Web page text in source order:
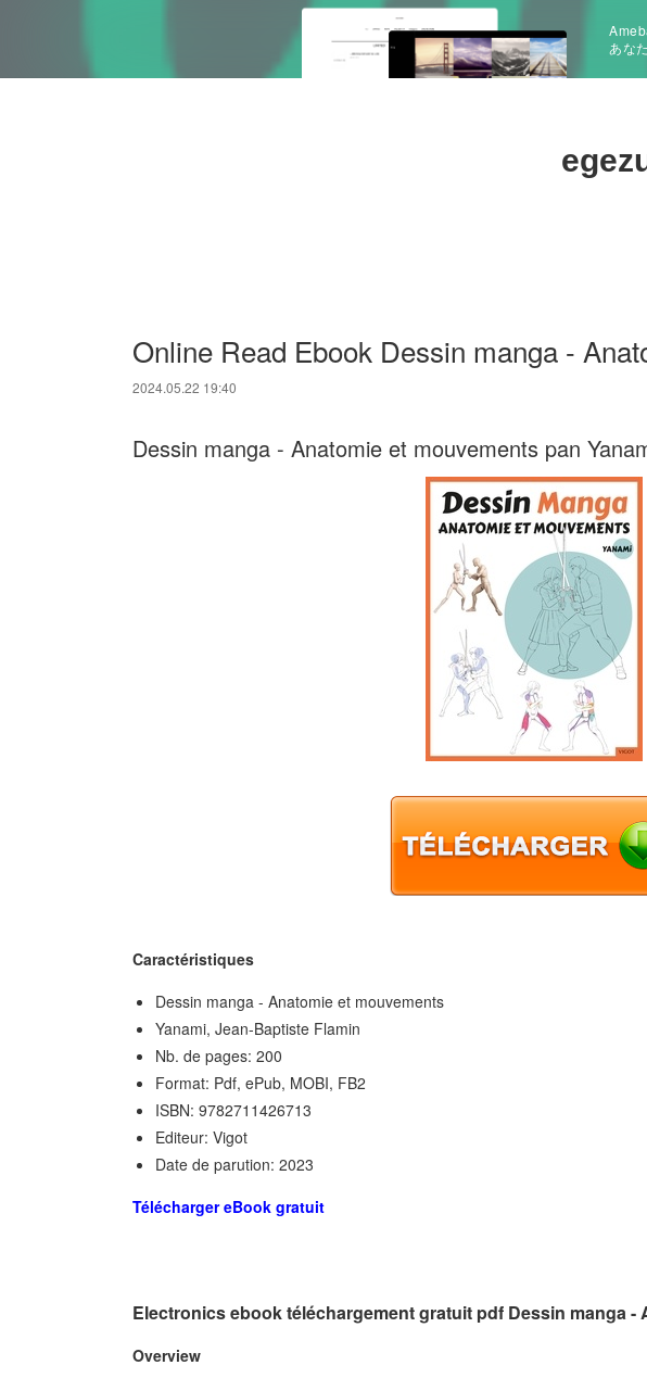
あな
Online Read Ebook Dessin manga -
2024.05.22 19:40
Dessin manga - Anatomie et mouvements pan
Caractéristiques
Dessin manga - Anatomie et mouvements
Yanami, Jean-Baptiste Flamin
Nb. de pages: 200
Format: Pdf, ePub, MOBI, FB2
ISBN: 9782711426713
Editeur: Vigot
Date de parution: 2023
Télécharger eBook gratuit
Electronics ebook téléchargement gratuit pdf Dessin manga -
Overview